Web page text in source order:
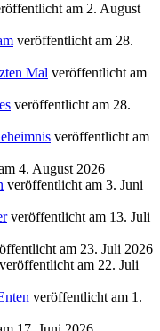
am 2. August
veröffentlicht am 28.
Mal veröffentlicht am
veröffentlicht am 28.
veröffentlicht am
4. August 2026
veröffentlicht am 3. Juni
veröffentlicht am 13. Juli
am 23. Juli 2026
veröffentlicht am 22. Juli
veröffentlicht am 1.